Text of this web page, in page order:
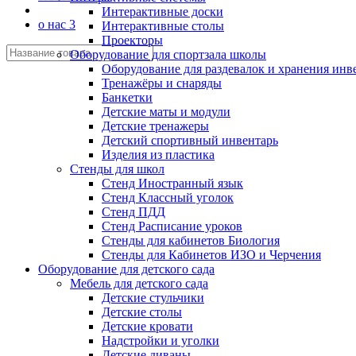
о нас 3
Интерактивные доски
Интерактивные столы
Проекторы
Оборудование для спортзала школы
Оборудование для раздевалок и хранения
Тренажёры и снаряды
Банкетки
Детские маты и модули
Детские тренажеры
Детский спортивный инвентарь
Изделия из пластика
Стенды для школ
Стенд Иностранный язык
Стенд Классный уголок
Стенд ПДД
Стенд Расписание уроков
Стенды для кабинетов Биология
Стенды для Кабинетов ИЗО и Черчения
Оборудование для детского сада
Мебель для детского сада
Детские стульчики
Детские столы
Детские кровати
Надстройки и уголки